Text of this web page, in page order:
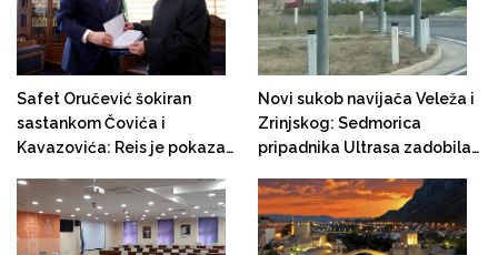
Safet Oručević šokiran
sastankom Čovića i
Kavazovića: Reis je pokazao
Bošnjacima Hercegovine, je
li cijena izborni zakon?
Novi sukob navijača Veleža i
Zrinjskog: Sedmorica
pripadnika Ultrasa zadobila